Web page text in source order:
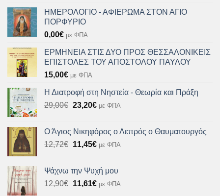
ΗΜΕΡΟΛΟΓΙΟ - ΑΦΙΕΡΩΜΑ ΣΤΟΝ ΑΓΙΟ
ΠΟΡΦΥΡΙΟ
0,00€ με ΦΠΑ
ΕΡΜΗΝΕΙΑ ΣΤΙΣ ΔΥΟ ΠΡΟΣ ΘΕΣΣΑΛΟΝΙΚΕΙΣ
ΕΠΙΣΤΟΛΕΣ ΤΟΥ ΑΠΟΣΤΟΛΟΥ ΠΑΥΛΟΥ
15,00€ με ΦΠΑ
Η Διατροφή στη Νηστεία - Θεωρία και Πράξη
29,00€ Original
29,00€.
23,20€Η
είναι:
23,20€.
με ΦΠΑ
Ο Άγιος Νικηφόρος ο Λεπρός ο Θαυματουργός
12,72€ Original
12,72€.
11,45€Η
είναι:
11,45€.
με ΦΠΑ
Ψάχνω την Ψυχή μου
12,90€ Original
11,61€Ημε ΦΠΑ